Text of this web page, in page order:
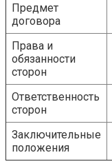
Предмет
договора
Права и
обязанности
сторон
Ответственность
сторон
Заключительные
положения